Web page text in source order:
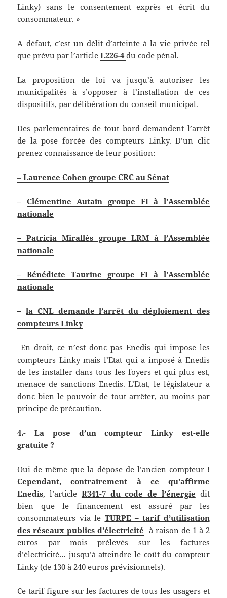
Linky) sans le consentement exprès et écrit du
consommateur. »
A défaut, c’est un délit d’atteinte à la vie privée tel
que prévu par l’articleL226-4du code pénal.
La proposition de loi va jusqu’à autoriser les
municipalités à s’opposer à l’installation de ces
dispositifs, par délibération du conseil municipal.
Des parlementaires de tout bord demandent l’arrêt
de la pose forcée des compteurs Linky. D’un clic
prenez connaissance de leur position:
–Laurence Cohen groupe CRC au Sénat
– Clémentine Autain groupe FI à l’Assemblée
nationale
– Patricia Mirallès groupe LRM à l’Assemblée
nationale
– Bénédicte Taurine groupe FI à l’Assemblée
nationale
–la CNL demande l’arrêt du déploiement des
compteurs Linky
En droit, ce n’est donc pas Enedis qui impose les
compteurs Linky mais l’Etat qui a imposé à Enedis
de les installer dans tous les foyers et qui plus est,
menace de sanctions Enedis. L’Etat, le législateur a
donc bien le pouvoir de tout arrêter, au moins par
principe de précaution.
4.- La pose d’un compteur Linky est-elle
gratuite ?
Oui de même que la dépose de l’ancien compteur !
Cependant, contrairement à ce qu’affirme
Enedis, l’article R341-7 du code de l’énergie dit
bien que le financement est assuré par les
consommateurs via le TURPE – tarif d’utilisation
des réseaux publics d’électricité à raison de 1 à 2
euros par mois prélevés sur les factures
d’électricité… jusqu’à atteindre le coût du compteur
Linky (de 130 à 240 euros prévisionnels).
Ce tarif figure sur les factures de tous les usagers et